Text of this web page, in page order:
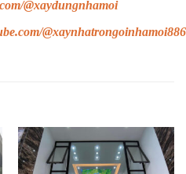
@xaydungnhamoi
@xaynhatrongoinhamoi886